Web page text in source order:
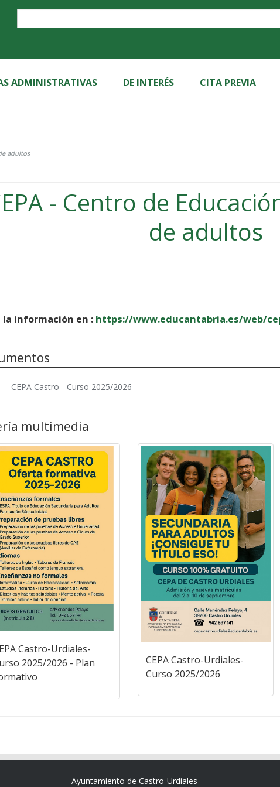
ADMINISTRATIVAS DE INTERÉS CITA PREVIA
adultos
- Centro de
de adultos
la información en : https://www.educantabria.es/web/
CEPA Castro - Curso 2025/2026
multimedia
Castro-Urdiales-
2025/2026 - Plan
CEPA Castro-Urdiales-
Curso 2025/2026
Ayuntamiento de Castro-Urdiales